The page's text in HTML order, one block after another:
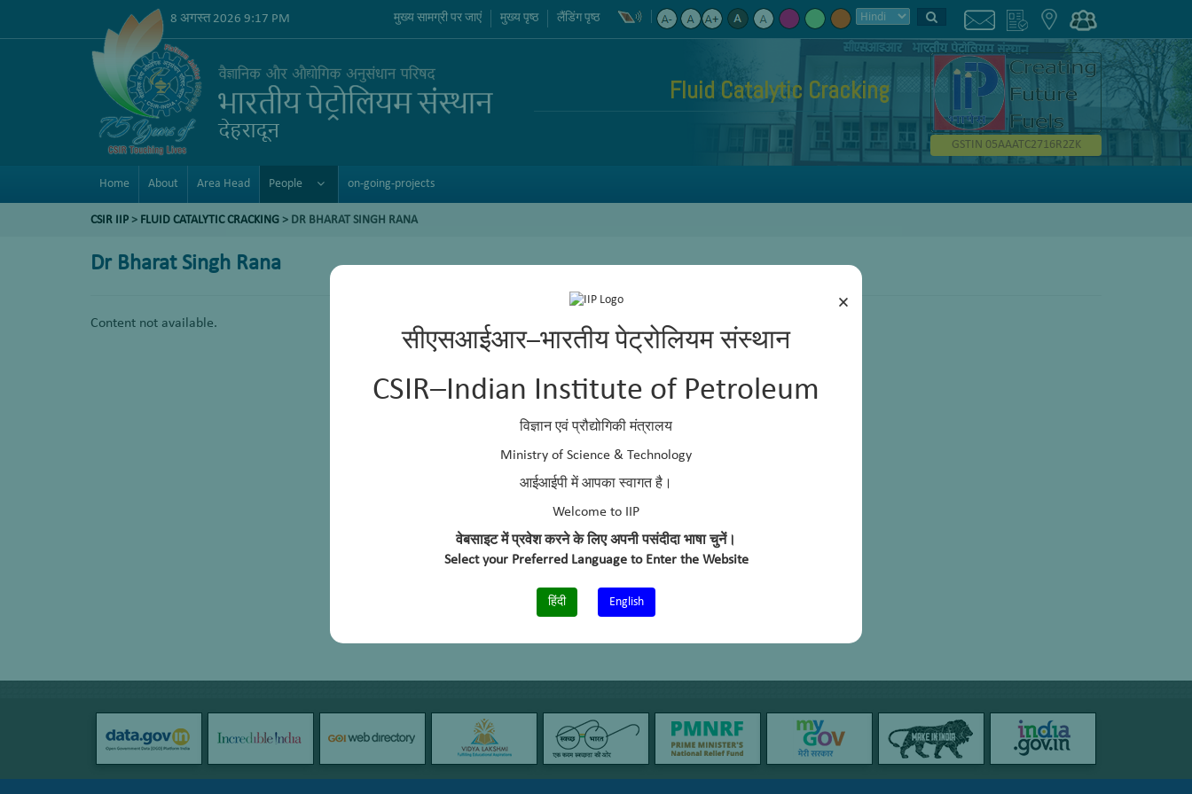
×
सीएसआईआर–भारतीय पेट्रोलियम संस्थान
CSIR–Indian Institute of Petroleum
विज्ञान एवं प्रौद्योगिकी मंत्रालय
Ministry of Science & Technology
आईआईपी में आपका स्वागत है।
Welcome to IIP
वेबसाइट में प्रवेश करने के लिए अपनी पसंदीदा भाषा चुनें।
Select your Preferred Language to Enter the Website
हिंदी English
8 अगस्त 2026 9:17 PM मुख्य सामग्री पर जाएं मुख्य पृष्ठ लैंडिंग पृष्ठ
Fluid Catalytic Cracking
GSTIN 05AAATC2716R2ZK
Home About Area Head People on-going-projects
CSIR IIP > FLUID CATALYTIC CRACKING > DR BHARAT SINGH RANA
Dr Bharat Singh Rana
Content not available.